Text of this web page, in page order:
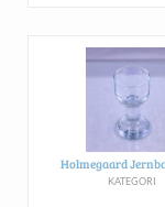
Holmegaard
KATEGORI